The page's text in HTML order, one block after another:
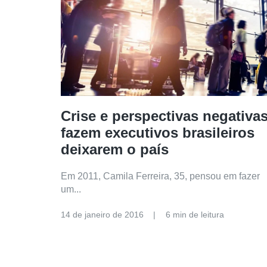
Crise e perspectivas
fazem executivos brasileiros
deixarem o país
Em 2011, Camila Ferreira, 35, pensou em fazer
um...
14 de janeiro de 2016 6 min de leitura